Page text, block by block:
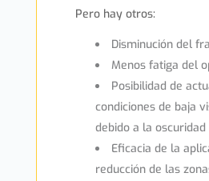
Pero hay otros:
Disminución del
Menos fatiga del
Posibilidad de
condiciones de baja
debido a la
Eficacia de la
reducción de las